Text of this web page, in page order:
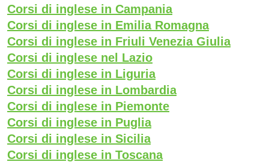
Corsi di inglese in Campania
Corsi di inglese in Emilia Romagna
Corsi di inglese in Friuli Venezia Giulia
Corsi di inglese nel Lazio
Corsi di inglese in Liguria
Corsi di inglese in Lombardia
Corsi di inglese in Piemonte
Corsi di inglese in Puglia
Corsi di inglese in Sicilia
Corsi di inglese in Toscana